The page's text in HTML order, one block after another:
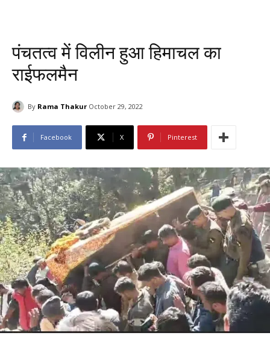
पंचतत्व में विलीन हुआ हिमाचल का
राईफलमैन
By Rama Thakur October 29, 2022
Facebook X Pinterest